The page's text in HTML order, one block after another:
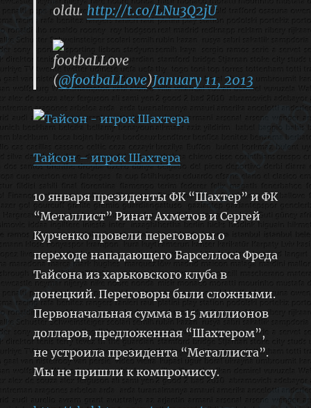
oldu. http://t.co/LNu3Q2jU
footbaLLove
(@footbaLLove)January 11, 2013
Тайсон – игрок Шахтера
10 января президенты ФК “Шахтер” и ФК
“Металлист” Ринат Ахметов и Сергей
Курченко провели переговоры о
переходе нападающего Барселлоса Фреда
Тайсона из харьковского клуба в
донецкий. Переговоры были сложными.
Первоначальная сумма в 15 миллионов
долларов, предложенная “Шахтером”,
не устроила президента “Металлиста”.
Мы не пришли к компромиссу.